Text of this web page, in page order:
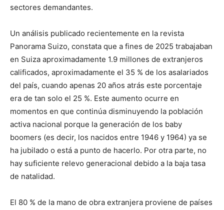
sectores demandantes.
Un análisis publicado recientemente en la revista
Panorama Suizo, constata que a fines de 2025 trabajaban
en Suiza aproximadamente 1.9 millones de extranjeros
calificados, aproximadamente el 35 % de los asalariados
del país, cuando apenas 20 años atrás este porcentaje
era de tan solo el 25 %. Este aumento ocurre en
momentos en que continúa disminuyendo la población
activa nacional porque la generación de los baby
boomers (es decir, los nacidos entre 1946 y 1964) ya se
ha jubilado o está a punto de hacerlo. Por otra parte, no
hay suficiente relevo generacional debido a la baja tasa
de natalidad.
El 80 % de la mano de obra extranjera proviene de países